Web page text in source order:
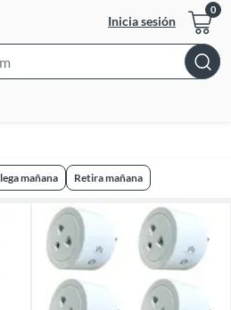
Inicia sesión
Bar
mañana Retira mañana